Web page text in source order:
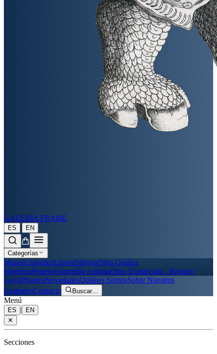
GALERÍA FRAME
ES | EN
Categorías
MapasGrabadosLibrosDibujosObra Gráfica
ModernaPostersFotografía AntiguaObra Enmarcada - Regalos
GoyaPiranesiNovedadesQuiénes SomosSobre Nuestros
GrabadosContacto Buscar…
Menú
ES |
EN
✕
Secciones